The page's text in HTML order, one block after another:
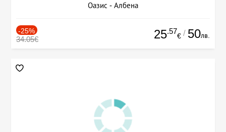
Оазис - Албена
-25%
34.05€ 25.57
€ / 50лв.